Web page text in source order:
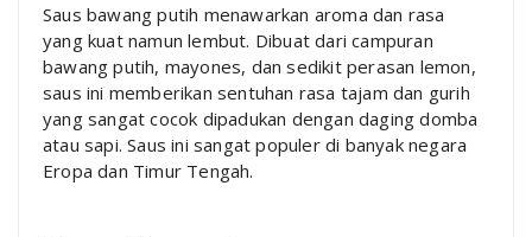
Saus bawang putih menawarkan aroma dan rasa
yang kuat namun lembut. Dibuat dari campuran
bawang putih, mayones, dan sedikit perasan lemon,
saus ini memberikan sentuhan rasa tajam dan gurih
yang sangat cocok dipadukan dengan daging domba
atau sapi. Saus ini sangat populer di banyak negara
Eropa dan Timur Tengah.